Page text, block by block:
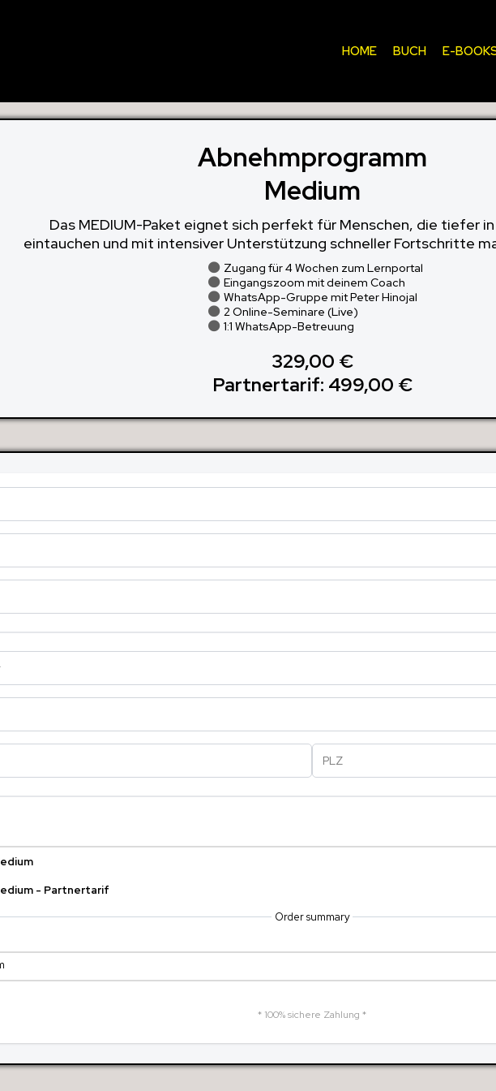
HOME BUCH E-
Abnehmprogramm
Medium
Das MEDIUM-Paket eignet sich perfekt für Menschen, die tiefer
eintauchen und mit intensiver Unterstützung schneller Fortschritte
Zugang für 4 Wochen zum Lernportal
Eingangszoom mit deinem Coach
WhatsApp-Gruppe mit Peter Hinojal
2 Online-Seminare (Live)
1:1 WhatsApp-Betreuung
329,00 €
Partnertarif: 499,00 €
- Partnertarif
Order summary
* 100% sichere Zahlung *